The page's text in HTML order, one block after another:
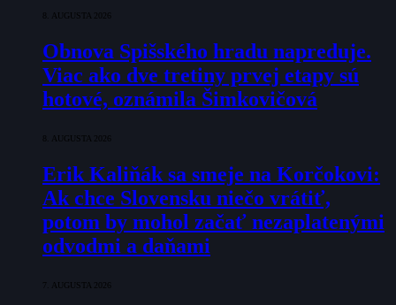
8. AUGUSTA 2026
Obnova Spišského hradu napreduje.
Viac ako dve tretiny prvej etapy sú
hotové, oznámila Šimkovičová
8. AUGUSTA 2026
Erik Kaliňák sa smeje na Korčokovi:
Ak chce Slovensku niečo vrátiť,
potom by mohol začať nezaplatenými
odvodmi a daňami
7. AUGUSTA 2026